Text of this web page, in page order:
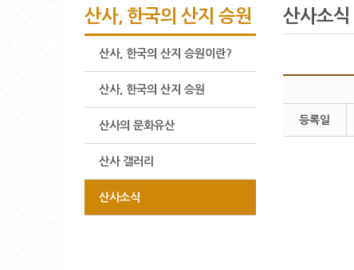
산사, 한국의 산지 승원
산사, 한국의 산지 승원이란?
산사, 한국의 산지 승원
산사의 문화유산
산사 갤러리
산사소식
산사소식
등록일